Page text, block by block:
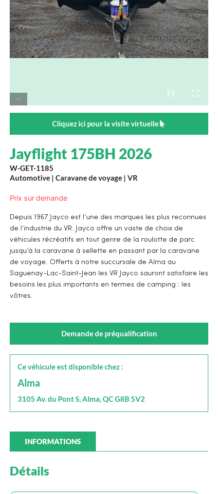
Cliquez ici pour la visite virtuelle
Jayflight 175BH 2026
W-GET-1185
Automotive | Caravane de voyage | VR
Prix sur demande
Depuis 1967 Jayco est l’une des marques les plus reconnues
de l’industrie du VR. Jayco offre un vaste de choix de
véhicules récréatifs en tout genre de la roulotte de parc
jusqu’à la caravane à sellette en passant par la caravane
de voyage. Offerts à notre succursale de Alma au
Saguenay-Lac-Saint-Jean les VR Jayco sauront satisfaire les
besoins les plus importants en termes de camping : les
vôtres.
Demande de préqualification
Ce véhicule est disponible chez :
Alma
3105 Av. du Pont S, Alma, QC G8B 5V2
INFORMATIONS
Détails